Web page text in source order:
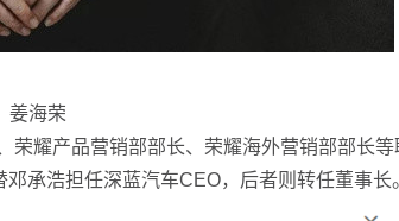
姜海荣
产品营销部部长、荣耀海外营销部部长等
承浩担任深蓝汽车CEO，后者则转任董事长